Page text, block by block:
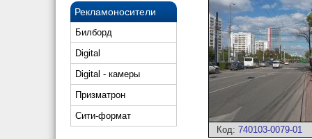
Рекламоносители
Билборд
Digital
Digital - камеры
Призматрон
Сити-формат
Код: 740103-0079-01